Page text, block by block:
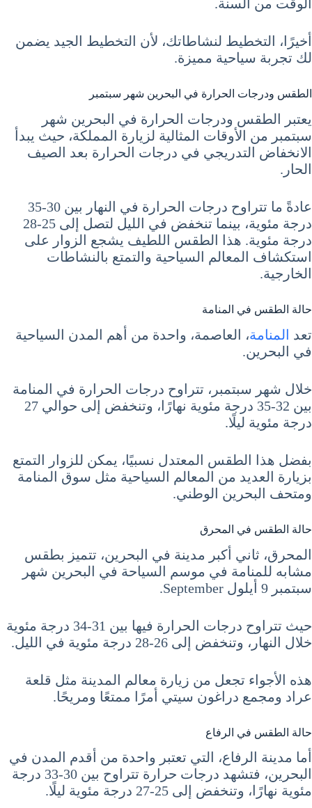
الوقت من السنة.
أخيرًا، التخطيط لنشاطاتك، لأن التخطيط الجيد يضمن
لك تجربة سياحية مميزة.
الطقس ودرجات الحرارة في البحرين شهر سبتمبر
يعتبر الطقس ودرجات الحرارة في البحرين شهر
سبتمبر من الأوقات المثالية لزيارة المملكة، حيث يبدأ
الانخفاض التدريجي في درجات الحرارة بعد الصيف
الحار.
عادةً ما تتراوح درجات الحرارة في النهار بين 30-35
درجة مئوية، بينما تنخفض في الليل لتصل إلى 25-28
درجة مئوية. هذا الطقس اللطيف يشجع الزوار على
استكشاف المعالم السياحية والتمتع بالنشاطات
الخارجية.
حالة الطقس في المنامة
تعد المنامة، العاصمة، واحدة من أهم المدن السياحية
في البحرين.
خلال شهر سبتمبر، تتراوح درجات الحرارة في المنامة
بين 32-35 درجة مئوية نهارًا، وتنخفض إلى حوالي 27
درجة مئوية ليلًا.
بفضل هذا الطقس المعتدل نسبيًا، يمكن للزوار التمتع
بزيارة العديد من المعالم السياحية مثل سوق المنامة
ومتحف البحرين الوطني.
حالة الطقس في المحرق
المحرق، ثاني أكبر مدينة في البحرين، تتميز بطقس
مشابه للمنامة في موسم السياحة في البحرين شهر
سبتمبر 9 أيلول September.
حيث تتراوح درجات الحرارة فيها بين 31-34 درجة مئوية
خلال النهار، وتنخفض إلى 26-28 درجة مئوية في الليل.
هذه الأجواء تجعل من زيارة معالم المدينة مثل قلعة
عراد ومجمع دراغون سيتي أمرًا ممتعًا ومريحًا.
حالة الطقس في الرفاع
أما مدينة الرفاع، التي تعتبر واحدة من أقدم المدن في
البحرين، فتشهد درجات حرارة تتراوح بين 30-33 درجة
مئوية نهارًا، وتنخفض إلى 25-27 درجة مئوية ليلًا.